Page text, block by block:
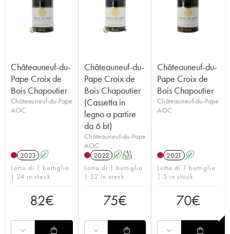
Châteauneuf-du-
Pape Croix de
Bois Chapoutier
Châteauneuf-du-Pape
AOC
2023 A
Lotto di 1 bottiglia
| 24 in stock
82€
Châteauneuf-du-
Pape Croix de
Bois Chapoutier
(Cassetta in
legno a partire
da 6 bt)
Châteauneuf-du-Pape
AOC
2022 AT
Lotto di 1 bottiglia
| 22 in stock
75€
Châteauneuf-du-
Pape Croix de
Bois Chapoutier
Châteauneuf-du-Pape
AOC
2021 A
Lotto di 1 bottiglia
| 5 in stock
70€